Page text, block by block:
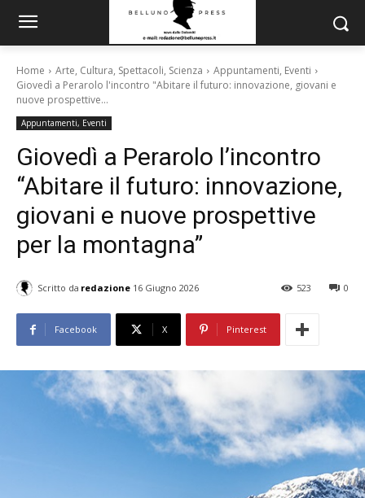
Home Arte, Cultura, Spettacoli, Scienza
Appuntamenti, Eventi
Giovedì a Perarolo l'incontro "Abitare il futuro: innovazione, giovani e
nuove prospettive...
Appuntamenti, Eventi
Giovedì a Perarolo l’incontro
“Abitare il futuro: innovazione,
giovani e nuove prospettive
per la montagna”
Scritto da redazione 16 Giugno 2026 0
523
Facebook X Pinterest